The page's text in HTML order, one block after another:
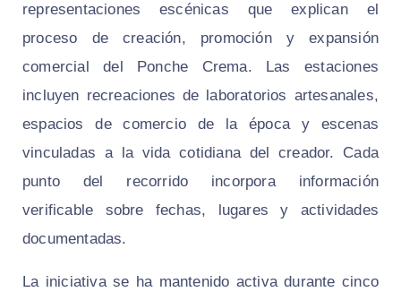
representaciones escénicas que explican el
proceso de creación, promoción y expansión
comercial del Ponche Crema. Las estaciones
incluyen recreaciones de laboratorios artesanales,
espacios de comercio de la época y escenas
vinculadas a la vida cotidiana del creador. Cada
punto del recorrido incorpora información
verificable sobre fechas, lugares y actividades
documentadas.
La iniciativa se ha mantenido activa durante cinco